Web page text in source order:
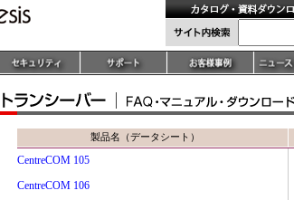
製品名（データシート）
CentreCOM 105
CentreCOM 106